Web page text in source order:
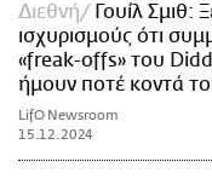
Διεθνή
Γουίλ Σμιθ:
ισχυρισμούς ότι
«freak-offs» του
ήμουν ποτέ κοντά
LifO Newsroom
15.12.2024